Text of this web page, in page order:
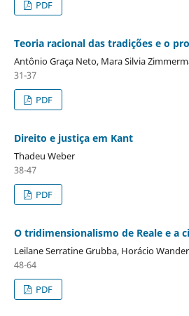
PDF
Teoria racional das tradições e o
Antônio Graça Neto, Mara Silvia
31-37
PDF
Direito e justiça em Kant
Thadeu Weber
38-47
PDF
O tridimensionalismo de Reale e a
Leilane Serratine Grubba, Horácio
48-64
PDF